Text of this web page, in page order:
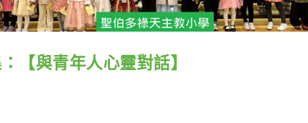
【與青年人心靈對話】